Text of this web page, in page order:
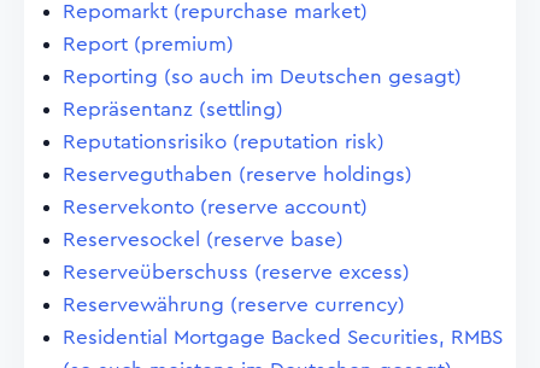
Repomarkt (repurchase market)
Report (premium)
Reporting (so auch im Deutschen gesagt)
Repräsentanz (settling)
Reputationsrisiko (reputation risk)
Reserveguthaben (reserve holdings)
Reservekonto (reserve account)
Reservesockel (reserve base)
Reserveüberschuss (reserve excess)
Reservewährung (reserve currency)
Residential Mortgage Backed Securities, RMBS